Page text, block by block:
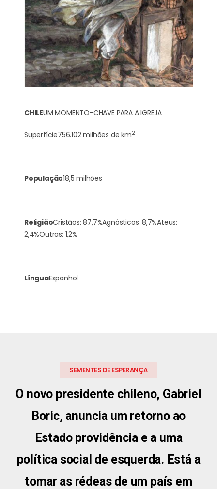
CHILEUM MOMENTO-CHAVE PARA A IGREJA
Superfície756.102 milhões de km2
População18,5 milhões
ReligiãoCristãos: 87,7%Agnósticos: 8,7%Ateus:
2,4%Outras: 1,2%
LínguaEspanhol
SEMENTES DE ESPERANÇA
O novo presidente chileno, Gabriel
Boric, anuncia um retorno ao
Estado providência e a uma
política social de esquerda. Está a
tomar as rédeas de um país em